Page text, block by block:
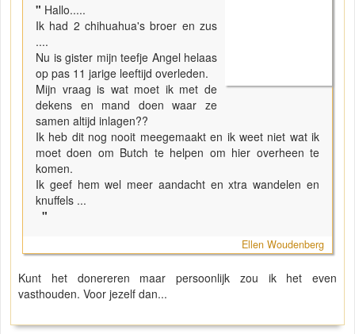
" Hallo.....
Ik had 2 chihuahua's broer en zus
....
Nu is gister mijn teefje Angel helaas
op pas 11 jarige leeftijd overleden.
Mijn vraag is wat moet ik met de
dekens en mand doen waar ze
samen altijd inlagen??
Ik heb dit nog nooit meegemaakt en ik weet niet wat ik
moet doen om Butch te helpen om hier overheen te
komen.
Ik geef hem wel meer aandacht en xtra wandelen en
knuffels ...
"
Ellen Woudenberg
Kunt het donereren maar persoonlijk zou ik het even
vasthouden. Voor jezelf dan...